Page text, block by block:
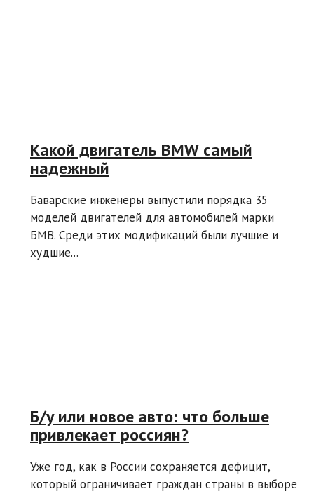
Какой двигатель BMW самый
надежный
Баварские инженеры выпустили порядка 35
моделей двигателей для автомобилей марки
БМВ. Среди этих модификаций были лучшие и
худшие...
Б/у или новое авто: что больше
привлекает россиян?
Уже год, как в России сохраняется дефицит,
который ограничивает граждан страны в выборе